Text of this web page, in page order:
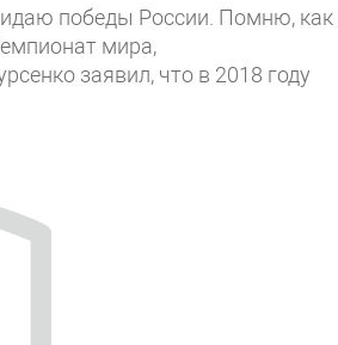
победы России. Помню, как
мира,
заявил, что в 2018 году